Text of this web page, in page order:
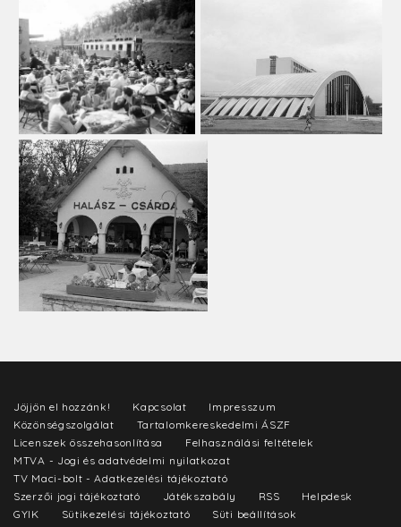
Jöjjön el hozzánk! Kapcsolat
Impresszum
Közönségszolgálat
Tartalomkereskedelmi ÁSZF
Licenszek összehasonlítása
Felhasználási feltételek
MTVA - Jogi és adatvédelmi nyilatkozat
TV Maci-bolt - Adatkezelési tájékoztató
Szerzői jogi tájékoztató
Játékszabály RSS
Helpdesk
GYIK
Sütikezelési tájékoztató Süti beállítások